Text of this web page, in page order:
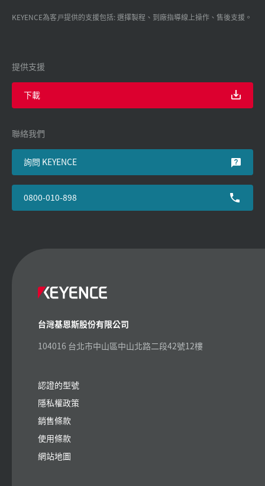
KEYENCE為客戸提供的支援包括: 選擇製程、到廠指導線上操作、售後支援。
提供支援
下載
聯絡我們
詢問 KEYENCE
0800-010-898
台灣基恩斯股份有限公司
104016 台北市中山區中山北路二段42號12樓
認證的型號
隱私權政策
銷售條款
使用條款
網站地圖